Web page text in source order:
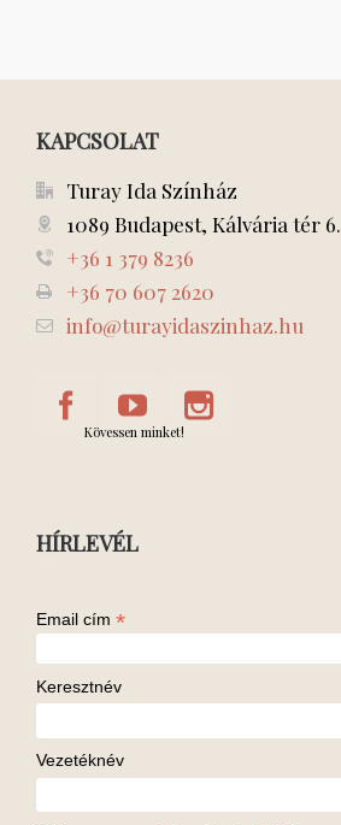
KAPCSOLAT
Turay Ida Színház
1089 Budapest, Kálvária tér 6.
+36 1 379 8236
+36 70 607 2620
info@turayidaszinhaz.hu
Kövessen minket!
HÍRLEVÉL
Email cím *
Keresztnév
Vezetéknév